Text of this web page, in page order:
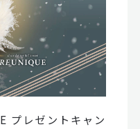
プレゼントキャン